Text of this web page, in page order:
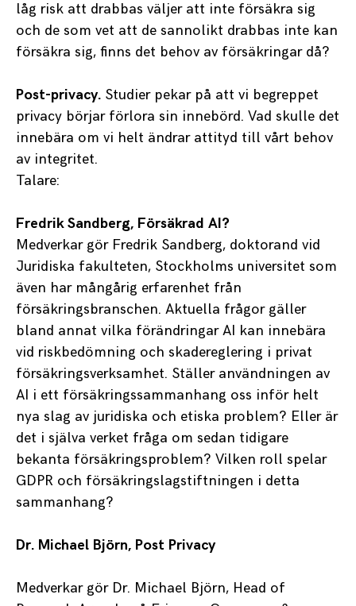
låg risk att drabbas väljer att inte försäkra sig
och de som vet att de sannolikt drabbas inte kan
försäkra sig, finns det behov av försäkringar då?
Post-privacy. Studier pekar på att vi begreppet
privacy börjar förlora sin innebörd. Vad skulle det
innebära om vi helt ändrar attityd till vårt behov
av integritet.
Talare:
Fredrik Sandberg, Försäkrad AI?
Medverkar gör Fredrik Sandberg, doktorand vid
Juridiska fakulteten, Stockholms universitet som
även har mångårig erfarenhet från
försäkringsbranschen. Aktuella frågor gäller
bland annat vilka förändringar AI kan innebära
vid riskbedömning och skadereglering i privat
försäkringsverksamhet. Ställer användningen av
AI i ett försäkringssammanhang oss inför helt
nya slag av juridiska och etiska problem? Eller är
det i själva verket fråga om sedan tidigare
bekanta försäkringsproblem? Vilken roll spelar
GDPR och försäkringslagstiftningen i detta
sammanhang?
Dr. Michael Björn, Post Privacy
Medverkar gör Dr. Michael Björn, Head of